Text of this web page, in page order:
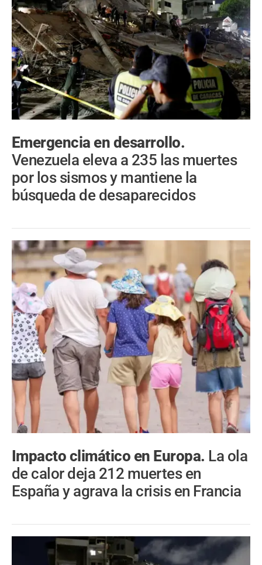
Emergencia en desarrollo.
Venezuela eleva a 235 las muertes
por los sismos y mantiene la
búsqueda de desaparecidos
Impacto climático en Europa. La ola
de calor deja 212 muertes en
España y agrava la crisis en Francia